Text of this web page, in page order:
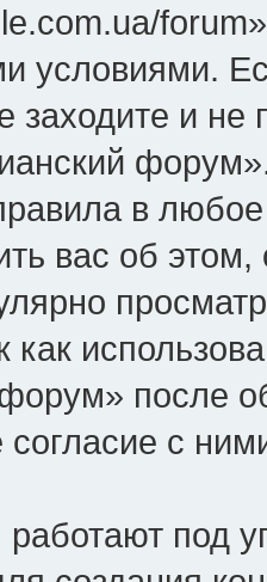
условиями.
заходите и
в
вас об
как
после
согласие с
под